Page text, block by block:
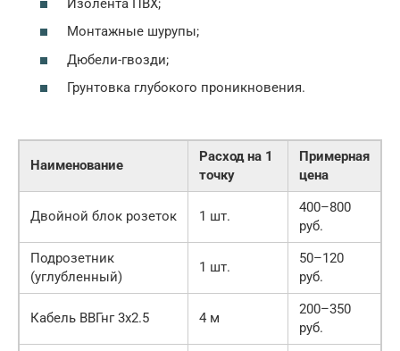
Изолента ПВХ;
Монтажные шурупы;
Дюбели-гвозди;
Грунтовка глубокого проникновения.
Наименование
Расход на 1
точку
Примерная
цена
Двойной блок розеток 1 шт.
400–800
руб.
Подрозетник
(углубленный)
1 шт.
50–120
руб.
Кабель ВВГнг 3х2.5 4 м
200–350
руб.